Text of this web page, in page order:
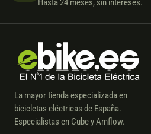
Hasta 24 meses, sin intereses.
La mayor tienda especializada en
bicicletas eléctricas de España.
Especialistas en Cube y Amflow.